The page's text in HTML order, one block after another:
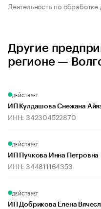
Деятельность по обработке
Другие
регионе —
ДЕЙСТВУЕТ
ИП Кулдашова Снежана
ИНН: 342304522870
ДЕЙСТВУЕТ
ИП Пучкова Инна Петровна
ИНН: 344811164353
ДЕЙСТВУЕТ
ИП Добрикова Елена